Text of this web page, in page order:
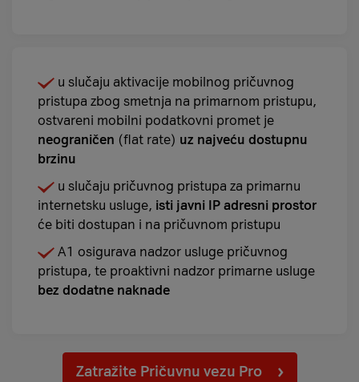
u slučaju aktivacije mobilnog pričuvnog
pristupa zbog smetnja na primarnom pristupu,
ostvareni mobilni podatkovni promet je
neograničen (flat rate) uz najveću dostupnu
brzinu
u slučaju pričuvnog pristupa za primarnu
internetsku usluge, isti javni IP adresni prostor
će biti dostupan i na pričuvnom pristupu
A1 osigurava nadzor usluge pričuvnog
pristupa, te proaktivni nadzor primarne usluge
bez dodatne naknade
Zatražite Pričuvnu vezu Pro